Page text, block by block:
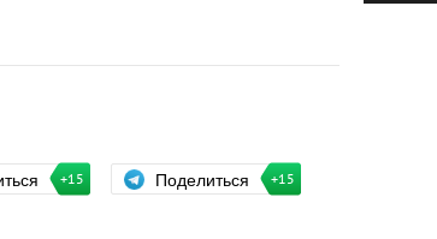
+15 Поделиться +15